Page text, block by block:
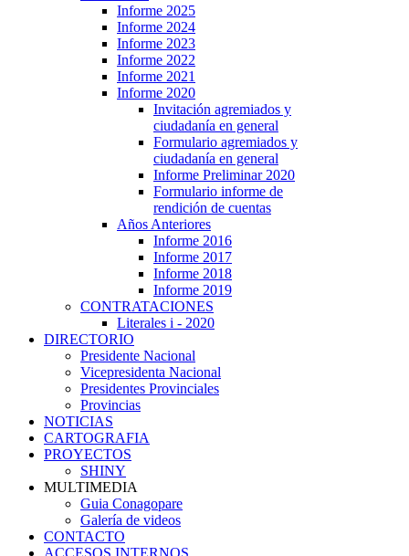
Informe 2025
Informe 2024
Informe 2023
Informe 2022
Informe 2021
Informe 2020
Invitación agremiados y
ciudadanía en general
Formulario agremiados y
ciudadanía en general
Informe Preliminar 2020
Formulario informe de
rendición de cuentas
Años Anteriores
Informe 2016
Informe 2017
Informe 2018
Informe 2019
CONTRATACIONES
Literales i - 2020
DIRECTORIO
Presidente Nacional
Vicepresidenta Nacional
Presidentes Provinciales
Provincias
NOTICIAS
CARTOGRAFIA
PROYECTOS
SHINY
MULTIMEDIA
Guia Conagopare
Galería de videos
CONTACTO
ACCESOS INTERNOS